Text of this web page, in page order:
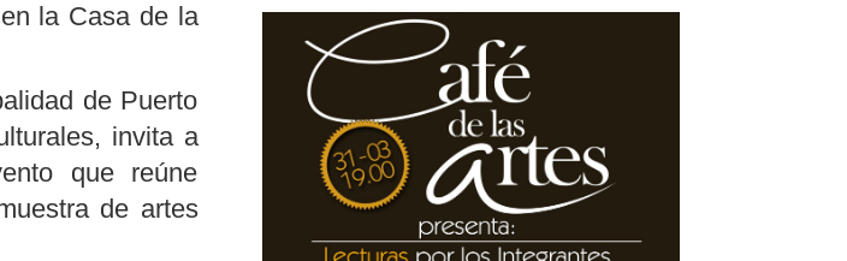
la Casa de la
de Puerto
invita a
que reúne
de artes